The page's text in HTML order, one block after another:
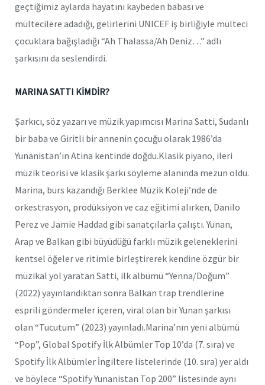
geçtiğimiz aylarda hayatını kaybeden babası ve
mültecilere adadığı, gelirlerini UNICEF iş birliğiyle mülteci
çocuklara bağışladığı “Ah Thalassa/Ah Deniz…” adlı
şarkısını da seslendirdi.
MARINA SATTI KİMDİR?
Şarkıcı, söz yazarı ve müzik yapımcısı Marina Satti, Sudanlı
bir baba ve Giritli bir annenin çocuğu olarak 1986’da
Yunanistan’ın Atina kentinde doğdu.Klasik piyano, ileri
müzik teorisi ve klasik şarkı söyleme alanında mezun oldu.
Marina, burs kazandığı Berklee Müzik Koleji’nde de
orkestrasyon, prodüksiyon ve caz eğitimi alırken, Danilo
Perez ve Jamie Haddad gibi sanatçılarla çalıştı. Yunan,
Arap ve Balkan gibi büyüdüğü farklı müzik geleneklerini
kentsel öğeler ve ritimle birleştirerek kendine özgür bir
müzikal yol yaratan Satti, ilk albümü “Yenna/Doğum”
(2022) yayınlandıktan sonra Balkan trap trendlerine
esprili göndermeler içeren, viral olan bir Yunan şarkısı
olan “Tucutum” (2023) yayınladı.Marina’nın yeni albümü
“Pop”, Global Spotify İlk Albümler Top 10’da (7. sıra) ve
Spotify İlk Albümler İngiltere listelerinde (10. sıra) yer aldı
ve böylece “Spotify Yunanistan Top 200” listesinde aynı